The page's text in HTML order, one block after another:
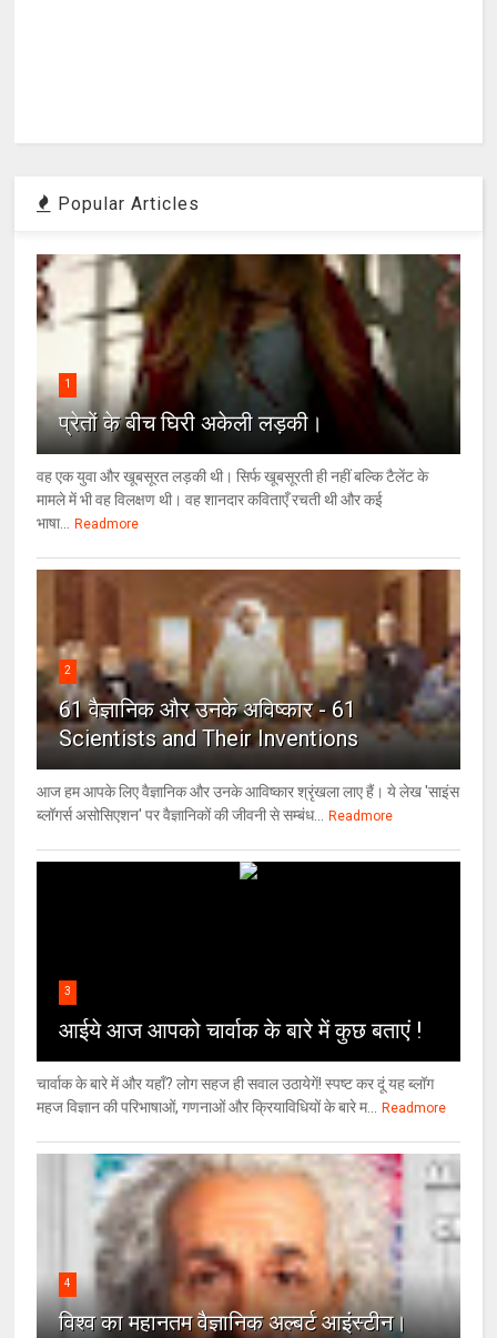
Popular Articles
1
प्रेतों के बीच घिरी अकेली लड़की।
वह एक युवा और खूबसूरत लड़की थी। सिर्फ खूबसूरती ही नहीं बल्कि टैलेंट के
मामले में भी वह विलक्षण थी। वह शानदार कविताएँ रचती थी और कई
भाषा... Readmore
2
61 वैज्ञानिक और उनके अविष्कार - 61
Scientists and Their Inventions
आज हम आपके लिए वैज्ञानिक और उनके आविष्कार श्रृंखला लाए हैं। ये लेख 'साइंस
ब्लॉगर्स असोसिएशन' पर वैज्ञा‍निकों की जीवनी से सम्बंध... Readmore
3
आईये आज आपको चार्वाक के बारे में कुछ बताएं !
चार्वाक के बारे में और यहाँ? लोग सहज ही सवाल उठायेगें! स्पष्ट कर दूं यह ब्लॉग
महज विज्ञान की परिभाषाओं, गणनाओं और क्रियाविधियों के बारे म... Readmore
4
विश्‍व का महानतम वैज्ञानिक अल्बर्ट आइंस्टीन।